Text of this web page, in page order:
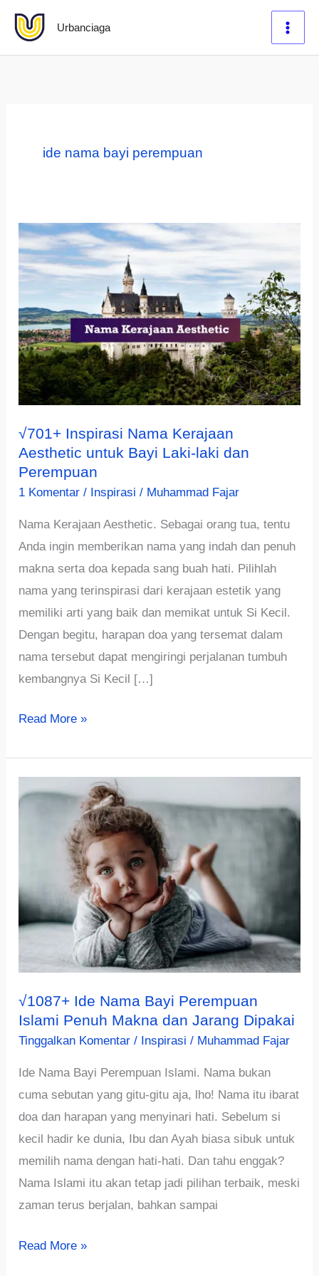
Lewati
konten
Urbanciaga
ide nama bayi perempuan
√701+ Inspirasi Nama Kerajaan
Aesthetic untuk Bayi Laki-laki dan
Perempuan
1 Komentar / Inspirasi / Muhammad Fajar
Nama Kerajaan Aesthetic. Sebagai orang tua, tentu
Anda ingin memberikan nama yang indah dan penuh
makna serta doa kepada sang buah hati. Pilihlah
nama yang terinspirasi dari kerajaan estetik yang
memiliki arti yang baik dan memikat untuk Si Kecil.
Dengan begitu, harapan doa yang tersemat dalam
nama tersebut dapat mengiringi perjalanan tumbuh
kembangnya Si Kecil […]
√701+
Nama
Aesthetic
laki
dan
Perempuan
Read More »
√1087+ Ide Nama Bayi Perempuan
Islami Penuh Makna dan Jarang Dipakai
Tinggalkan Komentar / Inspirasi / Muhammad Fajar
Ide Nama Bayi Perempuan Islami. Nama bukan
cuma sebutan yang gitu-gitu aja, lho! Nama itu ibarat
doa dan harapan yang menyinari hati. Sebelum si
kecil hadir ke dunia, Ibu dan Ayah biasa sibuk untuk
memilih nama dengan hati-hati. Dan tahu enggak?
Nama Islami itu akan tetap jadi pilihan terbaik, meski
zaman terus berjalan, bahkan sampai
√1087+
Read More »